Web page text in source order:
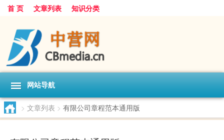
首 页 文章列表 知识分类
网站导航
> 文章列表 > 有限公司章程范本通用版